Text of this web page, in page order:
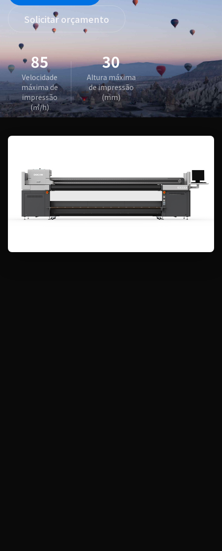
Solicitar orçamento
85
Velocidade
máxima de
impressão
(㎡/h)
30
Altura máxima
de impressão
(mm)